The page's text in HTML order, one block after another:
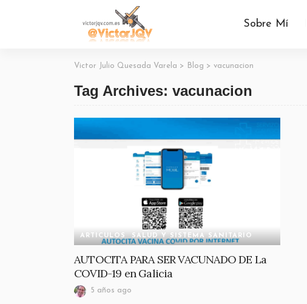
Sobre Mí
Victor Julio Quesada Varela > Blog > vacunacion
Tag Archives: vacunacion
ARTICULOS SALUD Y SISTEMA SANITARIO
AUTOCITA PARA SER VACUNADO DE La
COVID-19 en Galicia
5 años ago